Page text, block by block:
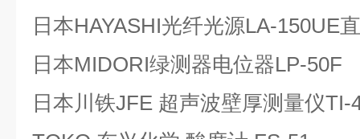
日本HAYASHI光纤光源LA-150UE
日本MIDORI绿测器电位器LP-50F
日本川铁JFE 超声波壁厚测量仪TI-